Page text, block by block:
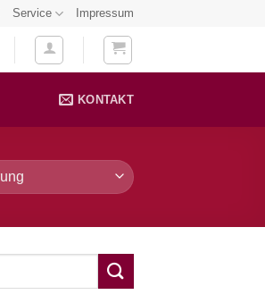
Service Impressum
KONTAKT